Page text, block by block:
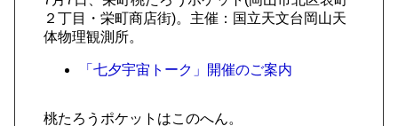
２丁目・栄町商店街)。主催：国立天文台岡山天
体物理観測所。
「七夕宇宙トーク」開催のご案内
桃たろうポケットはこのへん。